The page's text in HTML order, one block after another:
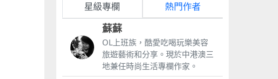
星級專欄 熱門作者
蘇蘇
OL上班族，酷愛吃喝玩樂美容
旅遊藝術和分享。現於中港澳三
地兼任時尚生活專欄作家。